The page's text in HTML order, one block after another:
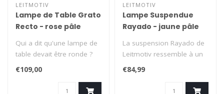
LEITMOTIV
Lampe de Table Grato
Recto - rose pâle
Qui a dit qu'une lampe de
table devait être ronde ?
La Grato Recto de
Leitmoti..
€109,00
LEITMOTIV
Lampe Suspendue
Rayado - jaune pâle
La suspension Rayado de
Leitmotiv ressemble à un
bonbon au caractère
graphique..
€84,99